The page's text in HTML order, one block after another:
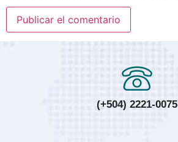
(+504) 2221-0075